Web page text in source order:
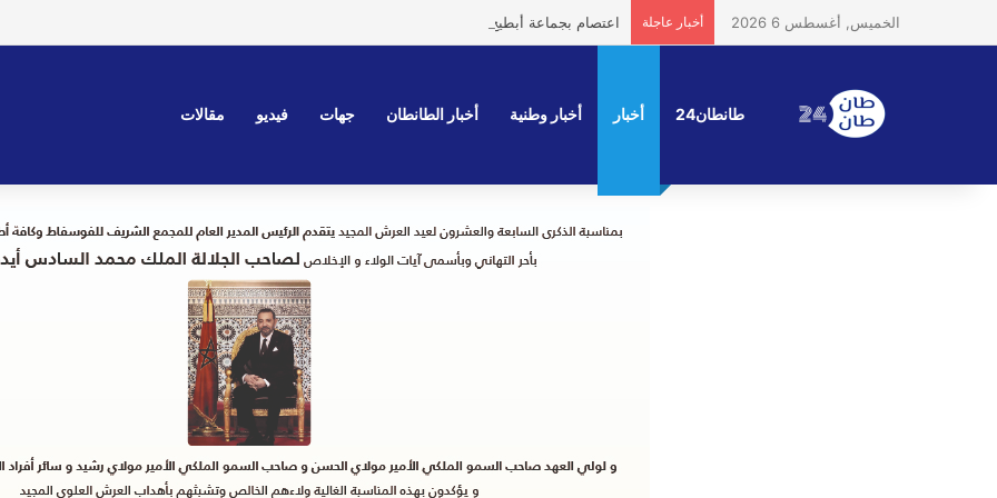
الخميس, أغسطس 6 2026 أخبار عاجلة اعتصام بجماعة أبطيح احتجاجًا على استغلال أراضٍ في استخراج حجارة الزينة
طانطان24 أخبار أخبار وطنية أخبار الطانطان جهات فيديو مقالات